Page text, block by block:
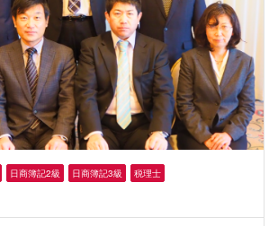
日商簿記2級 日商簿記3級
税理士